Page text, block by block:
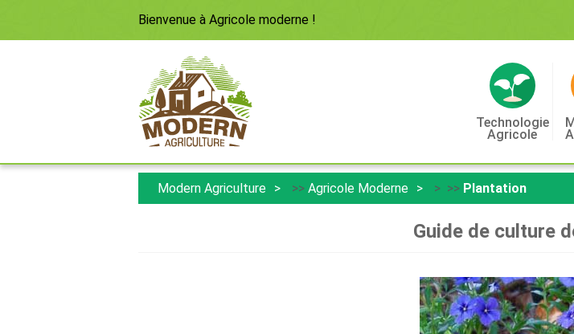
Bienvenue à Agricole moderne !
Technologie
Agricole
Modern Agriculture >> Agricole Moderne > >> Plantation
Guide de culture